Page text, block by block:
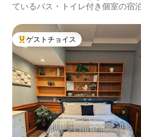
ているバス・トイレ付き個室の宿
大好評のゲストチョイスです。
ゲストチョイス